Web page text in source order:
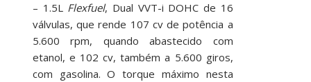
– 1.5L Flexfuel, Dual VVT-i DOHC de 16
válvulas, que rende 107 cv de potência a
5.600 rpm, quando abastecido com
etanol, e 102 cv, também a 5.600 giros,
com gasolina. O torque máximo nesta